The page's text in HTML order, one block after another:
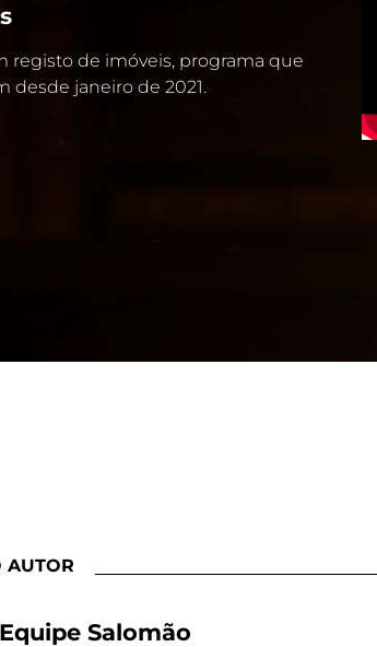
registo de imóveis, programa que
desde janeiro de 2021.
AUTOR
Equipe Salomão